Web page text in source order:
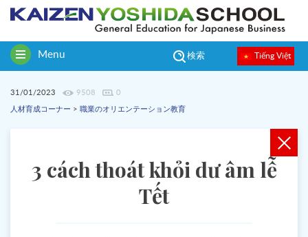
Toggle
navigation
Menu Tiếng Việt
検索
31/01/2023 9508 0
人材育成コーナー > 職業のオリエンテーション教育
3 cách thoát khỏi dư âm lễ
Tết